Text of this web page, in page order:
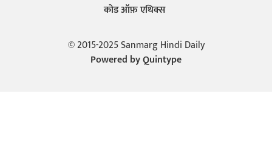
कोड ऑफ़ एथिक्स
© 2015-2025 Sanmarg Hindi Daily
Powered byQuintype